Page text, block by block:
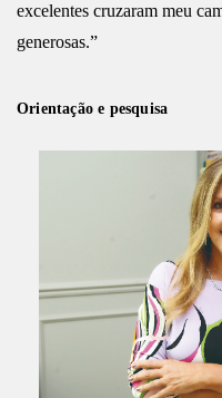
excelentes cruzaram meu
generosas.”
Orientação e pesquisa